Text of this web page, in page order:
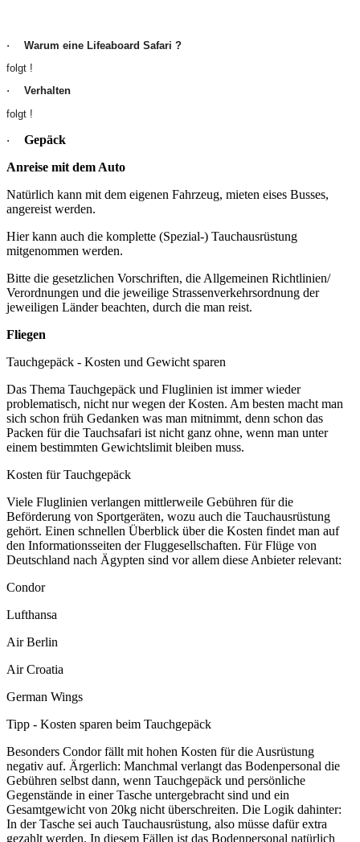
·
Warum eine Lifeaboard Safari ?
folgt !
·
Verhalten
folgt !
·
Gepäck
Anreise mit dem Auto
Natürlich kann mit dem eigenen Fahrzeug, mieten eises Busses,
angereist werden.
Hier kann auch die komplette (Spezial-) Tauchausrüstung
mitgenommen werden.
Bitte die gesetzlichen Vorschriften, die Allgemeinen Richtlinien/
Verordnungen und die jeweilige Strassenverkehrsordnung der
jeweiligen Länder beachten, durch die man reist.
Fliegen
Tauchgepäck - Kosten und Gewicht sparen
Das Thema Tauchgepäck und Fluglinien ist immer wieder
problematisch, nicht nur wegen der Kosten. Am besten macht man
sich schon früh Gedanken was man mitnimmt, denn schon das
Packen für die Tauchsafari ist nicht ganz ohne, wenn man unter
einem bestimmten Gewichtslimit bleiben muss.
Kosten für Tauchgepäck
Viele Fluglinien verlangen mittlerweile Gebühren für die
Beförderung von Sportgeräten, wozu auch die Tauchausrüstung
gehört. Einen schnellen Überblick über die Kosten findet man auf
den Informationsseiten der Fluggesellschaften. Für Flüge von
Deutschland nach Ägypten sind vor allem diese Anbieter relevant:
Condor
Lufthansa
Air Berlin
Air Croatia
German Wings
Tipp - Kosten sparen beim Tauchgepäck
Besonders Condor fällt mit hohen Kosten für die Ausrüstung
negativ auf. Ärgerlich: Manchmal verlangt das Bodenpersonal die
Gebühren selbst dann, wenn Tauchgepäck und persönliche
Gegenstände in einer Tasche untergebracht sind und ein
Gesamtgewicht von 20kg nicht überschreiten. Die Logik dahinter:
In der Tasche sei auch Tauchausrüstung, also müsse dafür extra
gezahlt werden. In diesem Fällen ist das Bodenpersonal natürlich